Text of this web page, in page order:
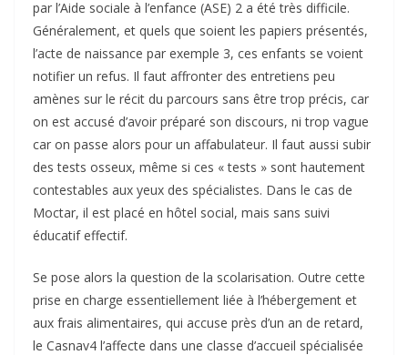
par l’Aide sociale à l’enfance (ASE) 2 a été très difficile.
Généralement, et quels que soient les papiers présentés,
l’acte de naissance par exemple 3, ces enfants se voient
notifier un refus. Il faut affronter des entretiens peu
amènes sur le récit du parcours sans être trop précis, car
on est accusé d’avoir préparé son discours, ni trop vague
car on passe alors pour un affabulateur. Il faut aussi subir
des tests osseux, même si ces « tests » sont hautement
contestables aux yeux des spécialistes. Dans le cas de
Moctar, il est placé en hôtel social, mais sans suivi
éducatif effectif.
Se pose alors la question de la scolarisation. Outre cette
prise en charge essentiellement liée à l’hébergement et
aux frais alimentaires, qui accuse près d’un an de retard,
le Casnav4 l’affecte dans une classe d’accueil spécialisée